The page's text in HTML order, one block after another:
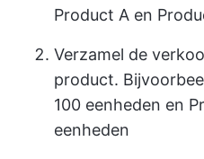
Product A en
Verzamel de
product.
100 eenheden en
eenheden